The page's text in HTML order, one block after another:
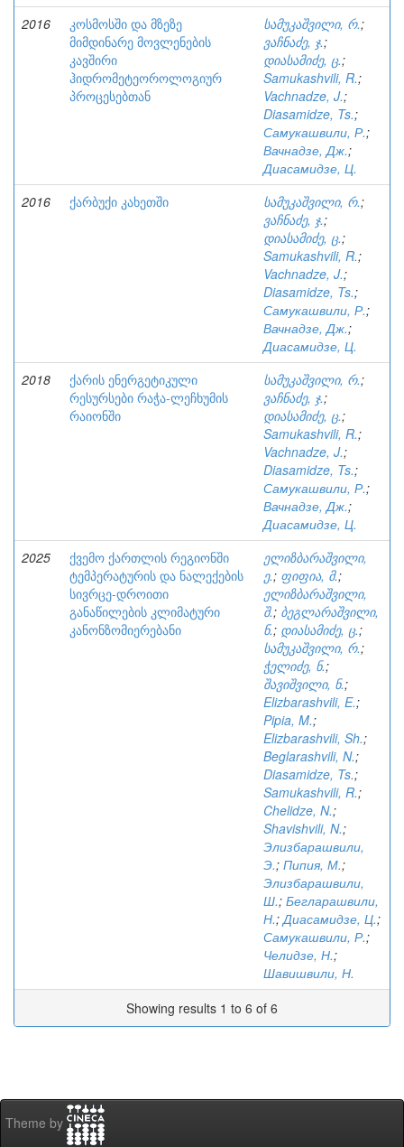
2016
კოსმოსში და მზეზე
მიმდინარე მოვლენების
კავშირი
ჰიდრომეტეოროლოგიურ
პროცესებთან
სამუკაშვილი, რ.;
ვაჩნაძე, ჯ.;
დიასამიძე, ც.;
Samukashvili, R.;
Vachnadze, J.;
Diasamidze, Ts.;
Самукашвили, Р.;
Вачнадзе, Дж.;
Диасамидзе, Ц.
2016
ქარბუქი კახეთში სამუკაშვილი, რ.;
ვაჩნაძე, ჯ.;
დიასამიძე, ც.;
Samukashvili, R.;
Vachnadze, J.;
Diasamidze, Ts.;
Самукашвили, Р.;
Вачнадзе, Дж.;
Диасамидзе, Ц.
2018
ქარის ენერგეტიკული
რესურსები რაჭა-ლეჩხუმის
რაიონში
სამუკაშვილი, რ.;
ვაჩნაძე, ჯ.;
დიასამიძე, ც.;
Samukashvili, R.;
Vachnadze, J.;
Diasamidze, Ts.;
Самукашвили, Р.;
Вачнадзе, Дж.;
Диасамидзе, Ц.
2025
ქვემო ქართლის რეგიონში
ტემპერატურის და ნალექების
სივრცე-დროითი
განაწილების კლიმატური
კანონზომიერებანი
ელიზბარაშვილი,
ე.; ფიფია, მ.;
ელიზბარაშვილი,
შ.; ბეგლარაშვილი,
ნ.; დიასამიძე, ც.;
სამუკაშვილი, რ.;
ჭელიძე, ნ.;
შავიშვილი, ნ.;
Elizbarashvili, E.;
Pipia, M.;
Elizbarashvili, Sh.;
Beglarashvili, N.;
Diasamidze, Ts.;
Samukashvili, R.;
Chelidze, N.;
Shavishvili, N.;
Элизбарашвили,
Э.; Пипия, М.;
Элизбарашвили,
Ш.; Бегларашвили,
Н.;Диасамидзе, Ц.;
Самукашвили, Р.;
Челидзе, Н.;
Шавишвили, Н.
Showing results 1 to 6 of 6
Theme by